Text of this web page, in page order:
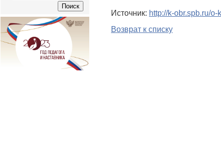
Источник: http://k-obr.spb.ru/
Возврат к списку